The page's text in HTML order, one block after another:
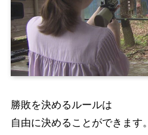
勝敗を決めるルールは
自由に決めることができます。